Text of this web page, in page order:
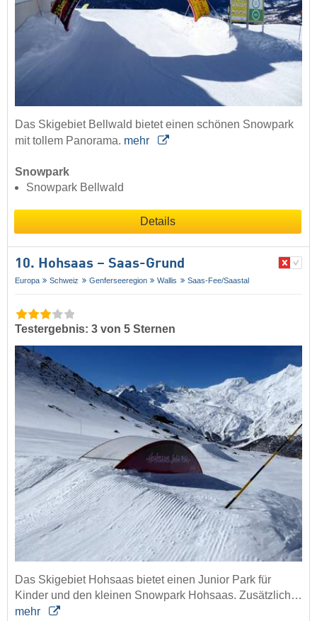
Das Skigebiet Bellwald bietet einen schönen Snowpark
mit tollem Panorama. mehr
Snowpark
Snowpark Bellwald
Details
10. Hohsaas – Saas-Grund
Europa Schweiz Genferseeregion Wallis Saas-Fee/​Saastal
Testergebnis: 3 von 5 Sternen
Das Skigebiet Hohsaas bietet einen Junior Park für
Kinder und den kleinen Snowpark Hohsaas. Zusätzlich…
mehr